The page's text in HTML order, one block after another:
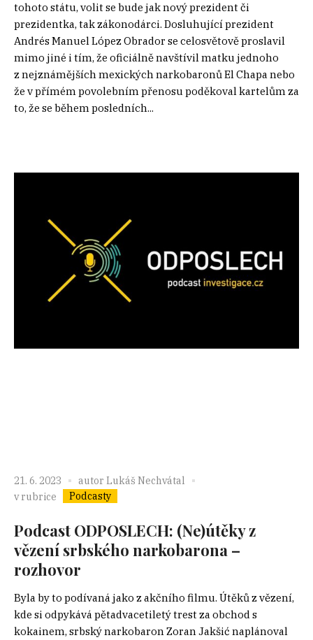
tohoto státu, volit se bude jak nový prezident či
prezidentka, tak zákonodárci. Dosluhující prezident
Andrés Manuel López Obrador se celosvětově proslavil
mimo jiné i tím, že oficiálně navštívil matku jednoho
z nejznámějších mexických narkobaronů El Chapa nebo
že v přímém povolebním přenosu poděkoval kartelům za
to, že se během posledních...
21. 6. 2023 autor Lukáš Nechvátal
v rubrice
Podcasty
Podcast ODPOSLECH: (Ne)útěky z
vězení srbského narkobarona –
rozhovor
Byla by to podívaná jako z akčního filmu. Útěků z vězení,
kde si odpykává pětadvacetiletý trest za obchod s
kokainem, srbský narkobaron Zoran Jakšić naplánoval